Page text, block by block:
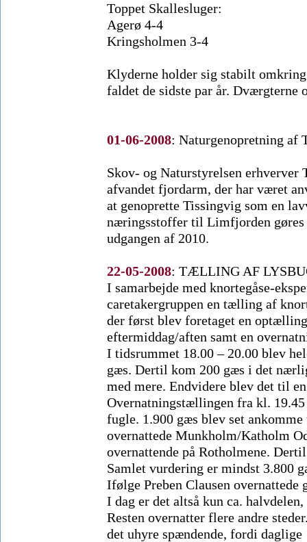
Toppet Skallesluger:
Agerø 4-4
Kringsholmen 3-4
Klyderne holder sig stabilt
faldet de sidste par år. Dværgterne
01-06-2008: Naturgenopretning af
Skov- og Naturstyrelsen
afvandet fjordarm, der har været
at genoprette Tissingvig som en
næringsstoffer til Limfjorden gøres
udgangen af 2010.
22-05-2008: TÆLLING AF
I samarbejde med knortegåse-
caretakergruppen en tælling af
der først blev foretaget en
eftermiddag/aften samt en
I tidsrummet 18.00 – 20.00 blev
gæs. Dertil kom 200 gæs i det
med mere. Endvidere blev det til
Overnatningstællingen fra kl. 19.45
fugle. 1.900 gæs blev set
overnattede Munkholm/Katholm
overnattende på Rotholmene.
Samlet vurdering er mindst 3.800
Ifølge Preben Clausen overnattede
I dag er det altså kun ca.
Resten overnatter flere andre
det uhyre spændende, fordi